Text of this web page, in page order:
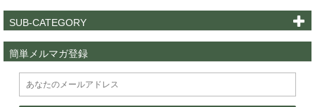
SUB-CATEGORY
簡単メルマガ登録